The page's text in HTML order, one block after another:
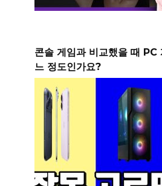
콘솔 게임과 비교했을 때 PC
느 정도인가요?